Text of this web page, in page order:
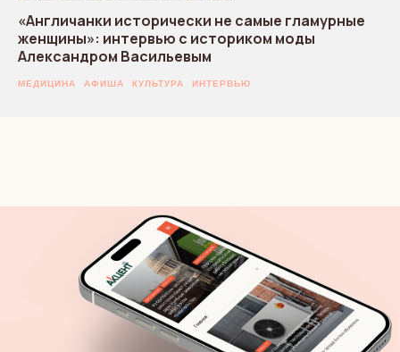
«Англичанки исторически не самые гламурные
женщины»: интервью с историком моды
Александром Васильевым
МЕДИЦИНА АФИША КУЛЬТУРА ИНТЕРВЬЮ